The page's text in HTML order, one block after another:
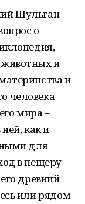
Шульган-
о
и
и
человека
мира –
как и
для
в пещеру
древний
или рядом